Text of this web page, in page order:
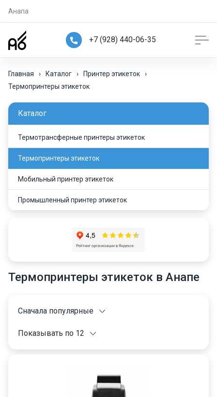
Анапа
+7 (928) 440-06-35
Главная › Каталог › Принтер этикеток
›
Термопринтеры этикеток
Каталог
Термотрансферные принтеры этикеток
Термопринтеры этикеток
Мобильный принтер этикеток
Промышленный принтер этикеток
Термопринтеры этикеток в Анапе
Сначала популярные
Показывать по 12